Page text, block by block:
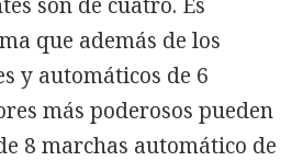
que además de los
y automáticos de 6
más poderosos pueden
8 marchas automático de